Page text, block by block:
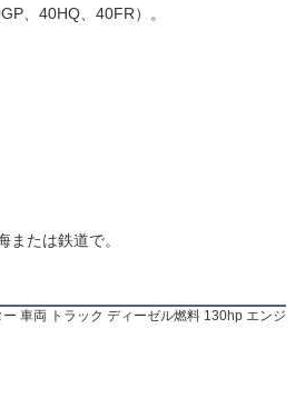
、40HQ、40FR）。
または鉄道で。